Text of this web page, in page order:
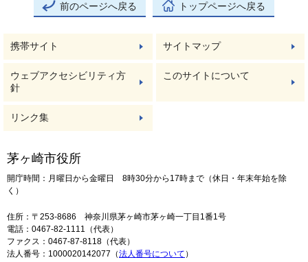
前のページへ戻る トップページへ戻る
携帯サイト サイトマップ
ウェブアクセシビリティ方
針
このサイトについて
リンク集
茅ヶ崎市役所
開庁時間：月曜日から金曜日 8時30分から17時まで（休日・年末年始を除
く）
住所：〒253-8686 神奈川県茅ヶ崎市茅ヶ崎一丁目1番1号
電話：0467-82-1111（代表）
ファクス：0467-87-8118（代表）
法人番号：1000020142077（法人番号について ）